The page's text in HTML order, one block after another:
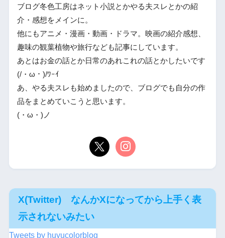
ブログ冬色工房はネット小説とかやる夫スレとかの紹
介・感想をメインに。
他にもアニメ・漫画・動画・ドラマ。映画の紹介感想、
趣味の観葉植物や旅行なども記事にしています。
あとはお金の話とか日常のあれこれの話とかしたいです
(/・ω・)/ﾜｰｲ
あ、やる夫スレも始めましたので、ブログでも自分の作
品をまとめていこうと思います。
(・ω・)ノ
X(Twitter) なんかXになってから上手く表
示されないみたい
Tweets by huyucolorblog